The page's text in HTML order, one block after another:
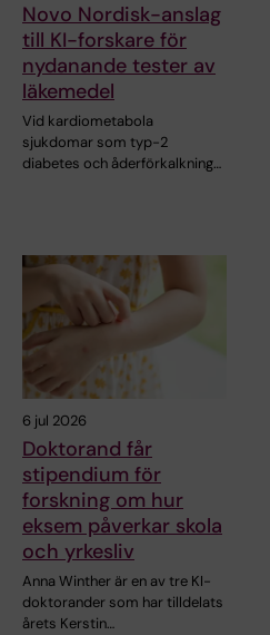
Novo Nordisk-anslag
till KI-forskare för
nydanande tester av
läkemedel
Vid kardiometabola
sjukdomar som typ-2
diabetes och åderförkalkning…
6 jul 2026
Doktorand får
stipendium för
forskning om hur
eksem påverkar skola
och yrkesliv
Anna Winther är en av tre KI-
doktorander som har tilldelats
årets Kerstin…